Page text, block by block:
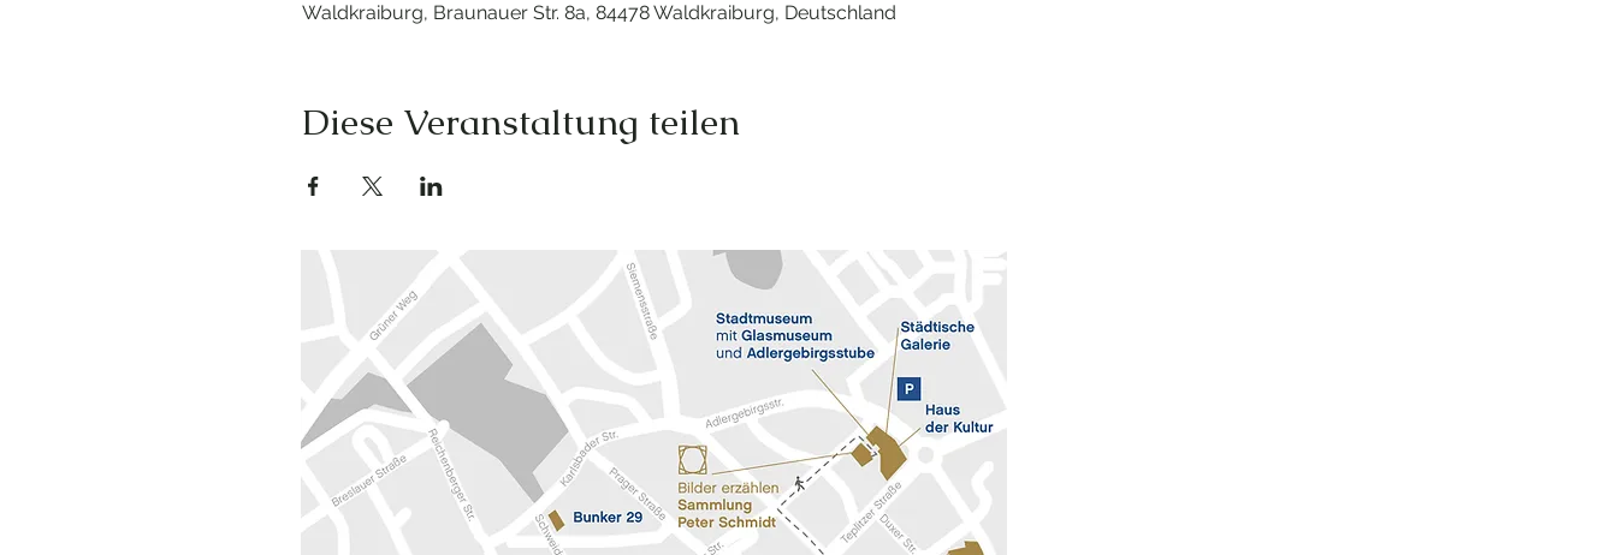
Waldkraiburg, Braunauer Str. 8a, 84478 Waldkraiburg, Deutschland
Diese Veranstaltung teilen